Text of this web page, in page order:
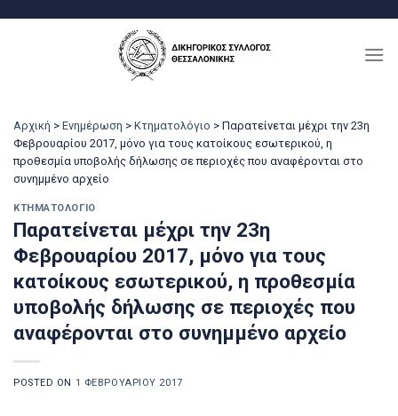
Αρχική > Ενημέρωση > Κτηματολόγιο > Παρατείνεται μέχρι την 23η
Φεβρουαρίου 2017, μόνο για τους κατοίκους εσωτερικού, η
προθεσμία υποβολής δήλωσης σε περιοχές που αναφέρονται στο
συνημμένο αρχείο
ΚΤΗΜΑΤΟΛΌΓΙΟ
Παρατείνεται μέχρι την 23η
Φεβρουαρίου 2017, μόνο για τους
κατοίκους εσωτερικού, η προθεσμία
υποβολής δήλωσης σε περιοχές που
αναφέρονται στο συνημμένο αρχείο
POSTED ON 1 ΦΕΒΡΟΥΑΡΊΟΥ 2017